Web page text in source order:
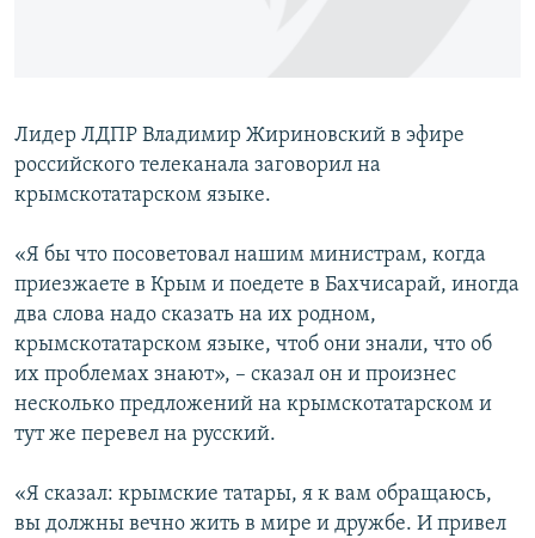
УКРАИНСКАЯ ПРОБЛЕМА КРЫМА
Лидер ЛДПР Владимир Жириновский в эфире
российского телеканала заговорил на
крымскотатарском языке.
«Я бы что посоветовал нашим министрам, когда
приезжаете в Крым и поедете в Бахчисарай, иногда
два слова надо сказать на их родном,
крымскотатарском языке, чтоб они знали, что об
их проблемах знают», – сказал он и произнес
несколько предложений на крымскотатарском и
тут же перевел на русский.
«Я сказал: крымские татары, я к вам обращаюсь,
вы должны вечно жить в мире и дружбе. И привел